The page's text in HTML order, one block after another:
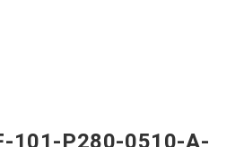
101-P280-0510-A-